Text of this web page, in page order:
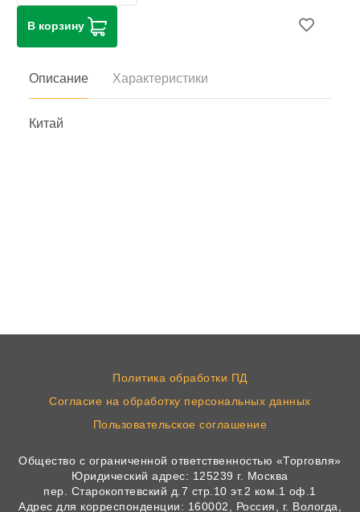
В корзину
Описание Характеристики
Китай
Политика обработки ПД
Согласие на обработку персональных данных
Пользовательское соглашение
Общество с ограниченной ответственностью «Торговля»
Юридический адрес: 125239 г. Москва
пер. Старокоптевский д.7 стр.10 эт.2 ком.1 оф.1
Адрес для корреспонденции: 160002, Россия, г. Вологда,